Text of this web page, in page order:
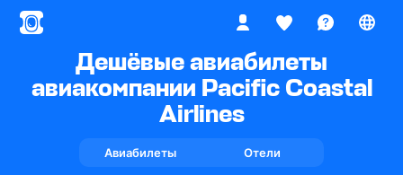
Дешёвые авиабилеты
авиакомпании Pacific Coastal
Airlines
Авиабилеты Отели